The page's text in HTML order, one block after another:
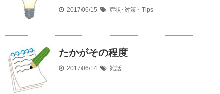
2017/06/15 症状･対策・Tips
たかがその程度
2017/06/14 雑話